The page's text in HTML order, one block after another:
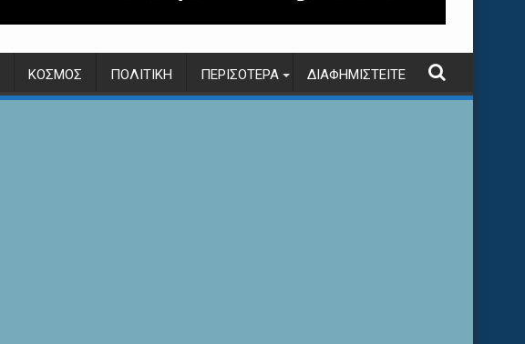
ΚΌΣΜΟΣ ΠΟΛΙΤΙΚΉ ΠΕΡΙΣΌΤΕΡΑ ΔΙΑΦΗΜΙΣΤΕΊΤΕ